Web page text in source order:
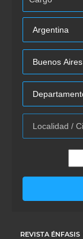
REVISTA ÉNFASIS